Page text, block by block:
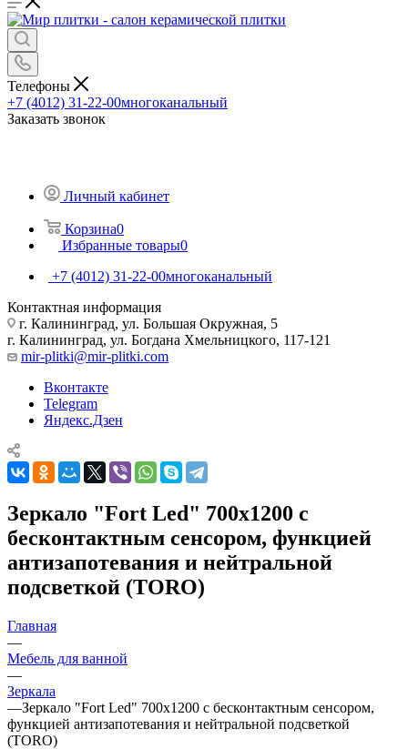
Телефоны
+7 (4012) 31-22-00многоканальный
Заказать звонок
Личный кабинет
Корзина0
Избранные товары0
+7 (4012) 31-22-00многоканальный
Контактная информация
г. Калининград, ул. Большая Окружная, 5
г. Калининград, ул. Богдана Хмельницкого, 117-121
mir-plitki@mir-plitki.com
Вконтакте
Telegram
Яндекс.Дзен
Зеркало "Fort Led" 700х1200 с
бесконтактным сенсором, функцией
антизапотевания и нейтральной
подсветкой (TORO)
Главная
—
Мебель для ванной
—
Зеркала
—Зеркало "Fort Led" 700х1200 с бесконтактным сенсором,
функцией антизапотевания и нейтральной подсветкой
(TORO)